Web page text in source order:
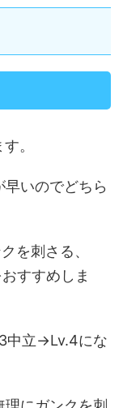
。
いのでどちら
を刺さる、
すすめしま
中立→Lv.4にな